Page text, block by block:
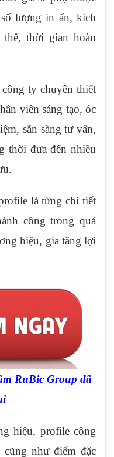
lượng in ấn, kích
thời gian hoàn
ty chuyên thiết
viên sáng tạo, óc
sẵn sàng tư vấn,
thời đưa đến nhiều
là từng chi tiết
công trong quá
hiệu, gia tăng lợi
RuBic Group đã
hiệu, profile công
như điểm đặc